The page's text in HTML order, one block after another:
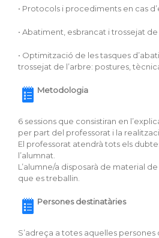
• Protocols i procediments en cas
• Abatiment, esbrancat i trossejat de
• Optimització de les tasques
trossejat de l’arbre: postures,
Metodologia
6 sessions que consistiran en
per part del professorat i la
El professorat atendrà tots els
l’alumnat.
L’alumne/a disposarà de material
que es treballin.
Persones destinatàries
S’adreça a totes aquelles